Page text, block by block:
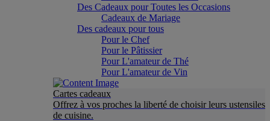
Des Cadeaux pour Toutes les Occasions
Cadeaux de Mariage
Des cadeaux pour tous
Pour le Chef
Pour le Pâtissier
Pour L'amateur de Thé
Pour L'amateur de Vin
Cartes cadeaux
Offrez à vos proches la liberté de choisir leurs ustensiles
de cuisine.